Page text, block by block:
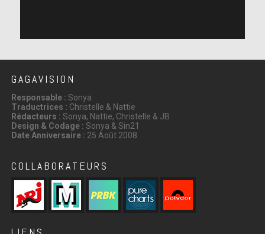
GAGAVISION
Responsable : Sonya
Traductrices : Christelle & Nattie
Rédacteurs : Sonya, Nattie, Christelle & JB
Design & Codage : Sonya & Sin21
Date Anniversaire : 25 Août 2008
COLLABORATEURS